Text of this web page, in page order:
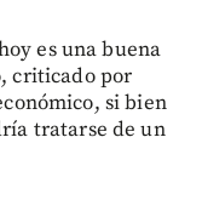
es una buena
criticado por
si bien
tratarse de un